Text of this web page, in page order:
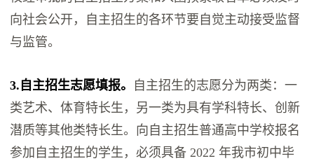
向社会公开，自主招生的各环节要自觉主动接受监督
与监管。
3.自主招生志愿填报。
自主招生的志愿分为两类：一
类艺术、体育特长生，另一类为具有学科特长、创新
潜质等其他类特长生。向自主招生普通高中学校报名
参加自主招生的学生，必须具备 2022 年我市初中毕